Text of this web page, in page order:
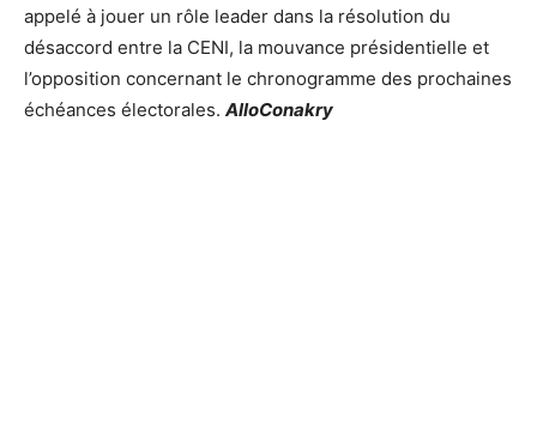
appelé à jouer un rôle leader dans la résolution du
désaccord entre la CENI, la mouvance présidentielle et
l’opposition concernant le chronogramme des prochaines
échéances électorales. AlloConakry